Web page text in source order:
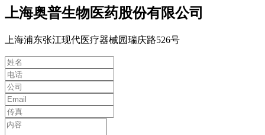
上海奥普生物医药股份有限公司
上海浦东张江现代医疗器械园瑞庆路526号